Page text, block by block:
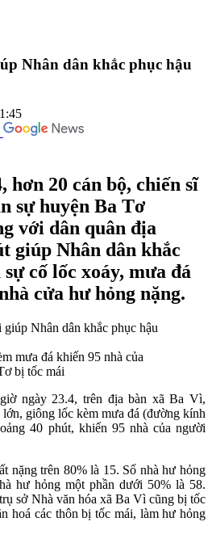
Nhân dân khắc phục hậu
hơn 20 cán bộ, chiến sĩ
sự huyện Ba Tơ
với dân quân địa
giúp Nhân dân khắc
cố lốc xoáy, mưa đá
cửa hư hỏng nặng.
mưa đá khiến 95 nhà của
bị tốc mái
ngày 23.4, trên địa bàn xã Ba Vì,
giông lốc kèm mưa đá (đường kính
40 phút, khiến 95 nhà của người
nặng trên 80% là 15. Số nhà hư hỏng
hư hỏng một phần dưới 50% là 58.
sở Nhà văn hóa xã Ba Vì cũng bị tốc
hoá các thôn bị tốc mái, làm hư hỏng